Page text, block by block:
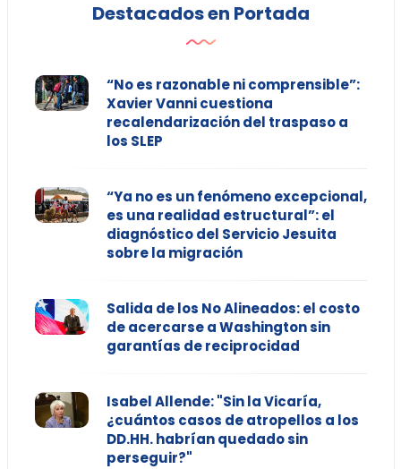
Destacados en Portada
“No es razonable ni comprensible”:
Xavier Vanni cuestiona
recalendarización del traspaso a
los SLEP
“Ya no es un fenómeno excepcional,
es una realidad estructural”: el
diagnóstico del Servicio Jesuita
sobre la migración
Salida de los No Alineados: el costo
de acercarse a Washington sin
garantías de reciprocidad
Isabel Allende: "Sin la Vicaría,
¿cuántos casos de atropellos a los
DD.HH. habrían quedado sin
perseguir?"